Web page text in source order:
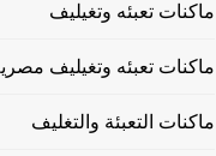
ماكنات تعبئه وتغيليف
ماكنات تعبئه وتغيليف
ماكنات التعبئة والتغليف